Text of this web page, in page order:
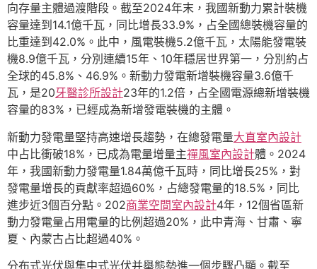
向存量主體過渡階段。截至2024年末，我國新動力累計裝機
容量達到14.1億千瓦，同比增長33.9%，占全國總裝機容量的
比重達到42.0%。此中，風電裝機5.2億千瓦，太陽能發電裝
機8.9億千瓦，分別連續15年、10年穩居世界第一，分別約占
全球的45.8%、46.9%。新動力發電新增裝機容量3.6億千
瓦，是20牙醫診所設計23年的1.2倍，占全國電源總新增裝機
容量的83%，已經成為新增發電裝機的主體。
新動力發電量堅持高速增長趨勢，在總發電量大直室內設計
中占比衝破18%，已成為電量增量主禪風室內設計體。2024
年，我國新動力發電量1.84萬億千瓦時，同比增長25%，對
發電量增長的貢獻率超過60%，占總發電量的18.5%，同比
進步近3個百分點。202商業空間室內設計4年，12個省區新
動力發電量占用電量的比例超過20%，此中青海、甘肅、寧
夏、內蒙古占比超過40%。
分布式光伏與集中式光伏并舉態勢進一個步驟凸顯。截至